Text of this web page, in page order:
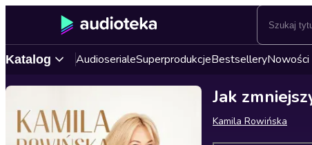
Katalog AudioserialeSuperprodukcjeBestselleryNowości
Jak
Kamila Rowińska